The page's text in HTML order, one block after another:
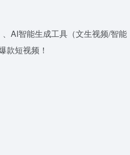
AI智能生成工具（文生视频/智能
款短视频！